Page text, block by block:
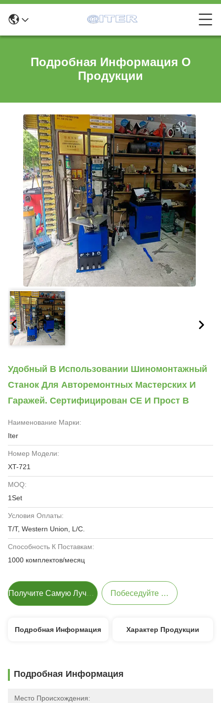
Подробная Информация О
Продукции
Удобный В Использовании Шиномонтажный
Станок Для Авторемонтных Мастерских И
Гаражей. Сертифицирован CE И Прост В
Наименование Марки:
Iter
Номер Модели:
XT-721
MOQ:
1Set
Условия Оплаты:
T/T, Western Union, L/C.
Способность К Поставкам:
1000 комплектов/месяц
Получите Самую Лучшую Цену Побеседуйте Теперь
Подробная Информация Характер Продукции
Подробная Информация
Место Происхождения: